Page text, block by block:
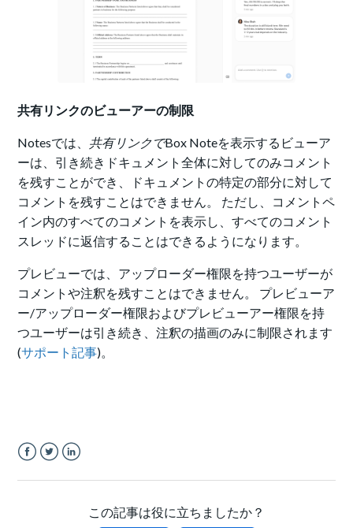
共有リンクのビューアーの制限
Notesでは、 共有リンクでBox Noteを表示するビューア
ーは、引き続きドキュメント全体に対してのみコメント
を残すことができ、ドキュメントの特定の部分に対して
コメントを残すことはできません。 ただし、コメントペ
イン内のすべてのコメントを表示し、すべてのコメント
スレッドに返信することはできるようになります。
プレビューでは、 アップローダー権限を持つユーザーが
コメントや注釈を残すことはできません。
プレビューア
ー/アップローダー権限およびプレビューアー権限を持
つユーザーは引き続き、注釈の描画のみに制限されます
(サポート記事)。
この記事は役に立ちましたか？